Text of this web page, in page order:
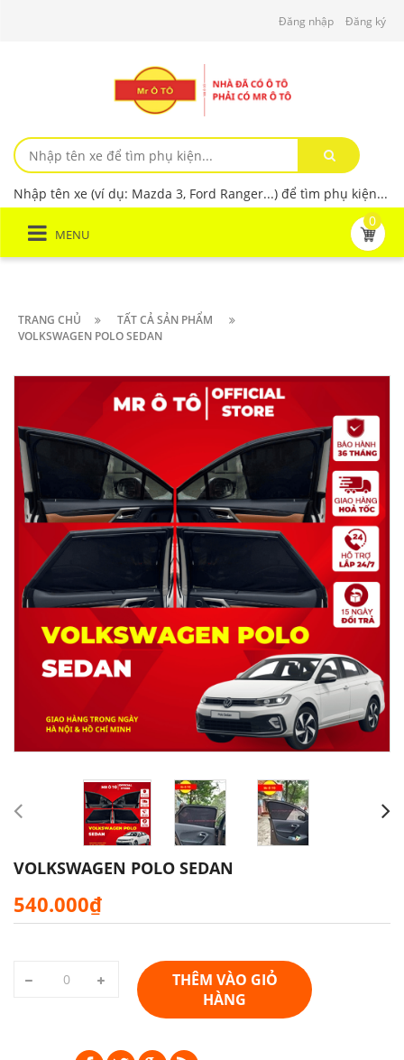
Đăng nhập Đăng ký
Nhập tên xe (ví dụ: Mazda 3, Ford Ranger...) để tìm phụ kiện...
MENU
0
TRANG CHỦ
TẤT CẢ SẢN PHẨM
VOLKSWAGEN POLO SEDAN
VOLKSWAGEN POLO SEDAN
540.000₫
THÊM VÀO GIỎ
HÀNG